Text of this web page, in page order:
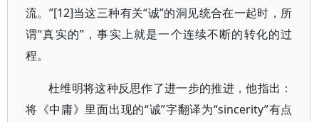
流。”[12]当这三种有关“诚”的洞见统合在一起时，所
谓“真实的”，事实上就是一个连续不断的转化的过
程。
杜维明将这种反思作了进一步的推进，他指出：
将《中庸》里面出现的“诚”字翻译为“sincerity”有点